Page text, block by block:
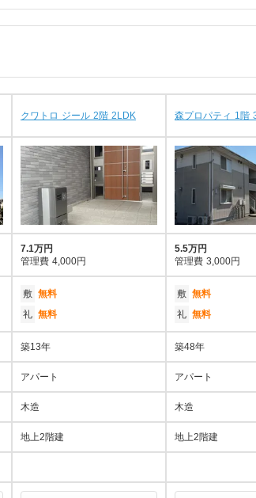
クワトロ ジール 2階 2LDK 森プロパティ 1階
7.1万円
管理費 4,000円
5.5万円
管理費 3,000円
敷 無料
礼 無料
敷 無料
礼 無料
築13年 築48年
アパート アパート
木造 木造
地上2階建 地上2階建